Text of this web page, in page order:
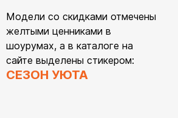
Модели со скидками отмечены
желтыми ценниками в
шоурумах, а в каталоге на
сайте выделены стикером:
СЕЗОН УЮТА